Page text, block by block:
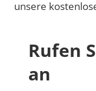
unsere
Rufen
an